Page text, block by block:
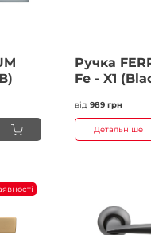
Ручка
Fe - X1
від 989 грн
Детальніше